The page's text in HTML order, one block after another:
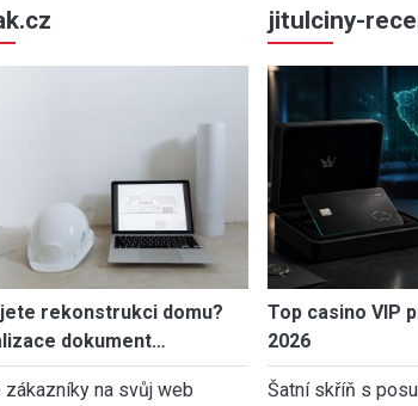
rekonstrukci domu?
dokument…
zákazníky na svůj web
jitulciny-
Top casino VIP
2026
Šatní skříň s